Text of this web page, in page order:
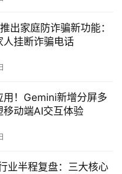
出家庭防诈骗新功能：
人挂断诈骗电话
用！Gemini新增分屏多
移动端AI交互体验
业半程复盘：三大核心